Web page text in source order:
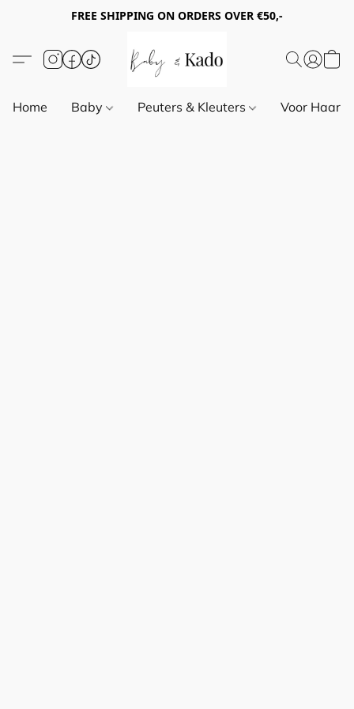
FREE SHIPPING ON ORDERS OVER €50,-
Home Baby Peuters & Kleuters Voor Haar